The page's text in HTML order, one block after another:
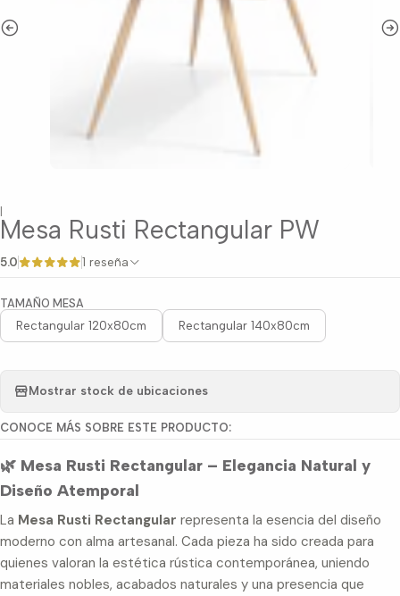
|
Mesa Rusti Rectangular PW
5.0 1 reseña
TAMAÑO MESA
Rectangular 120x80cm Rectangular 140x80cm
Mostrar stock de ubicaciones
CONOCE MÁS SOBRE ESTE PRODUCTO:
🌿 Mesa Rusti Rectangular – Elegancia Natural y
Diseño Atemporal
La Mesa Rusti Rectangular representa la esencia del diseño
moderno con alma artesanal. Cada pieza ha sido creada para
quienes valoran la estética rústica contemporánea, uniendo
materiales nobles, acabados naturales y una presencia que